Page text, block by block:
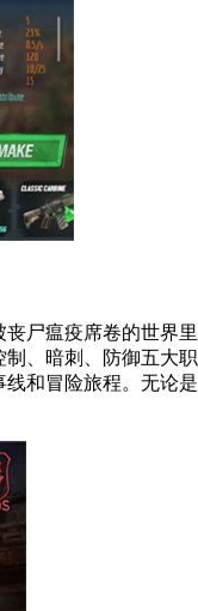
尸瘟疫席卷的世界
、暗刺、防御五
和冒险旅程。无论